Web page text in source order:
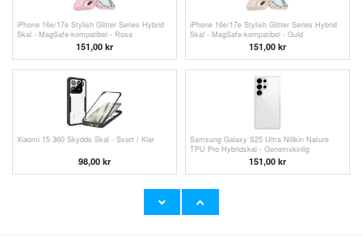
iPhone 16e/17e Stylish Glitter Series Hybrid
Skal - MagSafe-kompatibel - Rosa
151,00 kr
iPhone 16e/17e Stylish Glitter Series Hybrid
Skal - MagSafe-kompatibel - Guld
151,00 kr
Xiaomi 15 360 Skydds Skal - Svart / Klar
98,00 kr
Samsung Galaxy S25 Ultra Nillkin Nature
TPU Pro Hybridskal - Genomskinlig
151,00 kr